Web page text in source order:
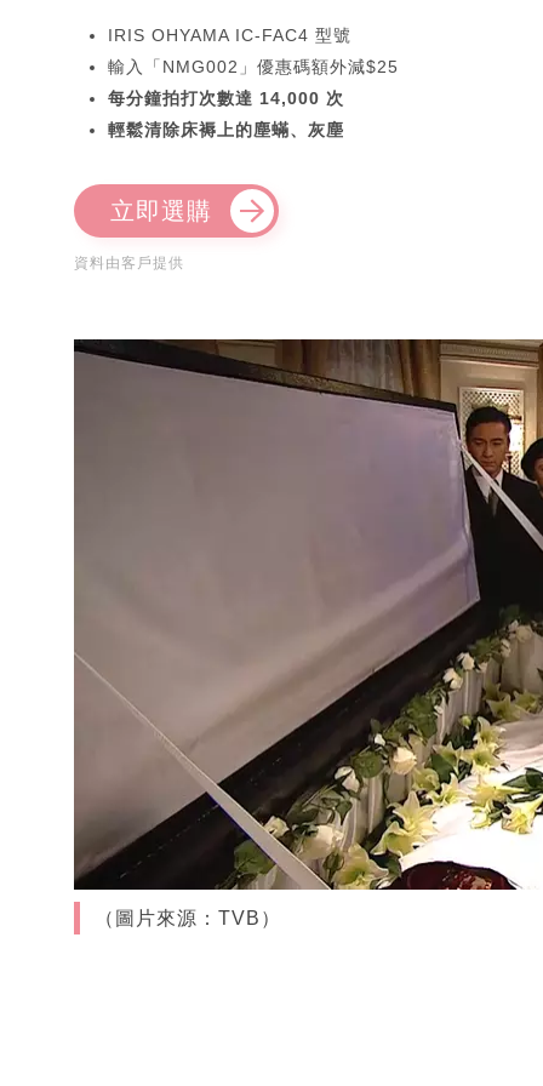
IRIS OHYAMA IC-FAC4 型號
輸入「NMG002」優惠碼額外減$25
每分鐘拍打次數達 14,000 次
輕鬆清除床褥上的塵蟎、灰塵
立即選購
資料由客戶提供
（圖片來源：TVB）